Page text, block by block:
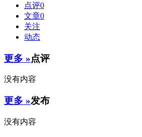
点评0
文章0
关注
动态
更多 »点评
没有内容
更多 »发布
没有内容